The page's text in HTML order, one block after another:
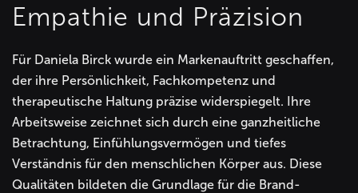
Empathie und Präzision
Für Daniela Birck wurde ein Markenauftritt geschaffen,
der ihre Persönlichkeit, Fachkompetenz und
therapeutische Haltung präzise widerspiegelt. Ihre
Arbeitsweise zeichnet sich durch eine ganzheitliche
Betrachtung, Einfühlungsvermögen und tiefes
Verständnis für den menschlichen Körper aus. Diese
Qualitäten bildeten die Grundlage für die Brand-